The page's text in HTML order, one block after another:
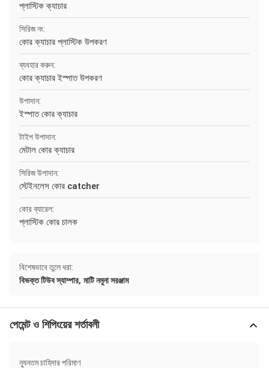
প্লাস্টিক ক্যাচার
সিরিজ নং:
কোর ক্যাচার প্লাস্টিক উপকরণ
ব্যবহার করুন:
কোর ক্যাচার ইস্পাত উপকরণ
উপাদান:
ইস্পাত কোর ক্যাচার
টাইপ উপাদান:
মেটাল কোর ক্যাচার
সিরিজ উপাদান:
স্টেইনলেস কোর catcher
কোর ব্যারেল:
প্লাস্টিক কোর চালক
বিশেষভাবে তুলে ধরা:
বিভক্ত টিউব স্যাম্পার, মাটি নমুনা সরঞ্জাম
পেমেন্ট ও শিপিংয়ের শর্তাবলী
ন্যূনতম চাহিদার পরিমাণ